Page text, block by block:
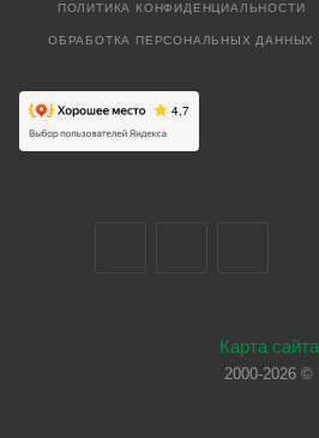
ПОЛИТИКА КОНФИДЕНЦИАЛЬНОСТИ
ОБРАБОТКА ПЕРСОНАЛЬНЫХ ДАННЫХ
Карта сайта
2000-2026 ©